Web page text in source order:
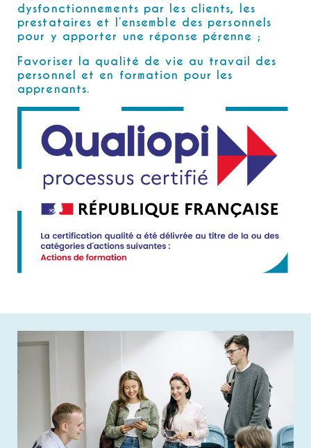
dysfonctionnements par les clients, les
prestataires et l’ensemble des personnels
pour y apporter une réponse pérenne ;
Favoriser la qualité de vie au travail des
personnel et en formation pour les
apprenants.